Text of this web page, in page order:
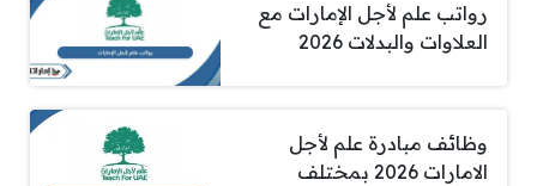
رواتب علم لأجل الإمارات مع
العلاوات والبدلات 2026
وظائف مبادرة علم لأجل
الامارات 2026 بمختلف